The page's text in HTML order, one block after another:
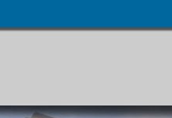
Navigation